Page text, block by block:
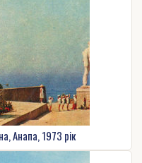
Анапа, 1973 рік